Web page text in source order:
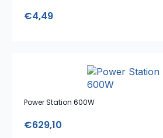
€4,49
Power Station 600W
€629,10